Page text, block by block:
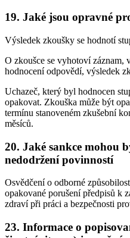
19. Jaké jsou opravné
Výsledek zkoušky se hodnotí
O zkoušce se vyhotoví záznam,
hodnocení odpovědí, výsledek
Uchazeč, který byl hodnocen
opakovat. Zkouška může být
termínu stanoveném zkušební
měsíců.
20. Jaké sankce mohou
nedodržení povinností
Osvědčení o odborné
opakované porušení předpisů k
zdraví při práci a bezpečnosti
23. Informace o